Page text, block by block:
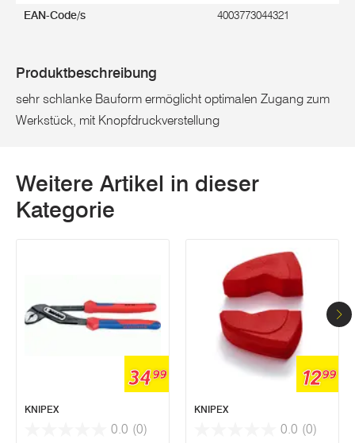
EAN-Code/s 4003773044321
Produktbeschreibung
sehr schlanke Bauform ermöglicht optimalen Zugang zum
Werkstück, mit Knopfdruckverstellung
Weitere Artikel in dieser
Kategorie
3499
KNIPEX
0.0 (0)
1299
KNIPEX
0.0 (0)